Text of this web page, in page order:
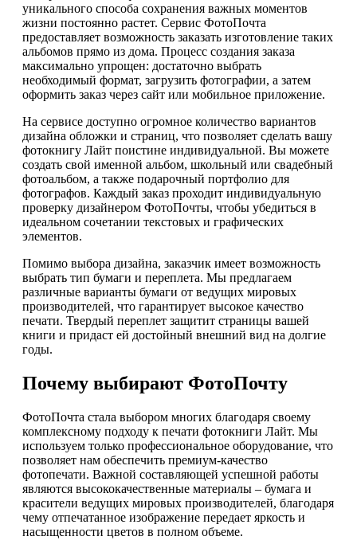
уникального способа сохранения важных моментов
жизни постоянно растет. Сервис ФотоПочта
предоставляет возможность заказать изготовление таких
альбомов прямо из дома. Процесс создания заказа
максимально упрощен: достаточно выбрать
необходимый формат, загрузить фотографии, а затем
оформить заказ через сайт или мобильное приложение.
На сервисе доступно огромное количество вариантов
дизайна обложки и страниц, что позволяет сделать вашу
фотокнигу Лайт поистине индивидуальной. Вы можете
создать свой именной альбом, школьный или свадебный
фотоальбом, а также подарочный портфолио для
фотографов. Каждый заказ проходит индивидуальную
проверку дизайнером ФотоПочты, чтобы убедиться в
идеальном сочетании текстовых и графических
элементов.
Помимо выбора дизайна, заказчик имеет возможность
выбрать тип бумаги и переплета. Мы предлагаем
различные варианты бумаги от ведущих мировых
производителей, что гарантирует высокое качество
печати. Твердый переплет защитит страницы вашей
книги и придаст ей достойный внешний вид на долгие
годы.
Почему выбирают ФотоПочту
ФотоПочта стала выбором многих благодаря своему
комплексному подходу к печати фотокниги Лайт. Мы
используем только профессиональное оборудование, что
позволяет нам обеспечить премиум-качество
фотопечати. Важной составляющей успешной работы
являются высококачественные материалы – бумага и
красители ведущих мировых производителей, благодаря
чему отпечатанное изображение передает яркость и
насыщенности цветов в полном объеме.